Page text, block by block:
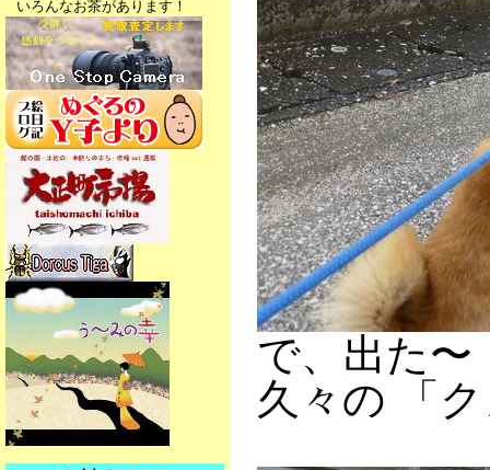
いろんなお茶があります！
で、出た〜
久々の 「